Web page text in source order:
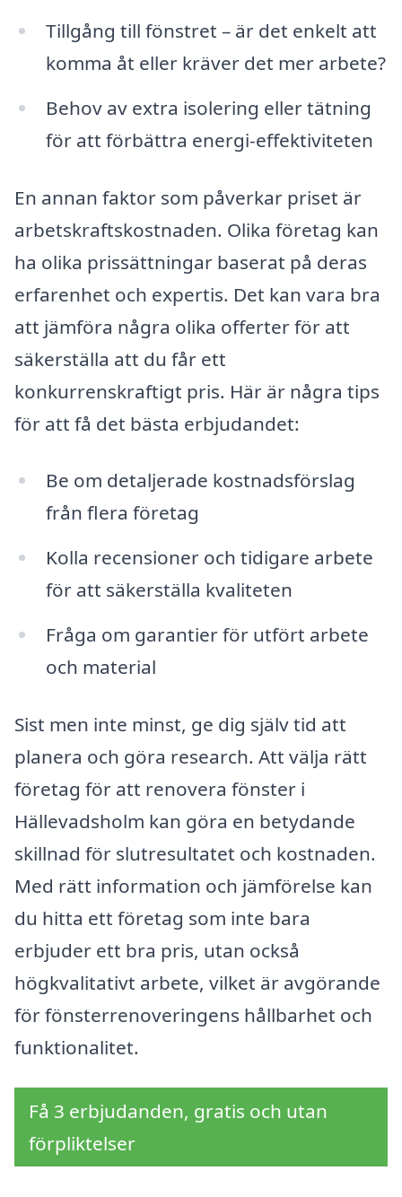
Tillgång till fönstret – är det enkelt att
komma åt eller kräver det mer arbete?
Behov av extra isolering eller tätning
för att förbättra energi-effektiviteten
En annan faktor som påverkar priset är
arbetskraftskostnaden. Olika företag kan
ha olika prissättningar baserat på deras
erfarenhet och expertis. Det kan vara bra
att jämföra några olika offerter för att
säkerställa att du får ett
konkurrenskraftigt pris. Här är några tips
för att få det bästa erbjudandet:
Be om detaljerade kostnadsförslag
från flera företag
Kolla recensioner och tidigare arbete
för att säkerställa kvaliteten
Fråga om garantier för utfört arbete
och material
Sist men inte minst, ge dig själv tid att
planera och göra research. Att välja rätt
företag för att renovera fönster i
Hällevadsholm kan göra en betydande
skillnad för slutresultatet och kostnaden.
Med rätt information och jämförelse kan
du hitta ett företag som inte bara
erbjuder ett bra pris, utan också
högkvalitativt arbete, vilket är avgörande
för fönsterrenoveringens hållbarhet och
funktionalitet.
Få 3 erbjudanden, gratis och utan
förpliktelser